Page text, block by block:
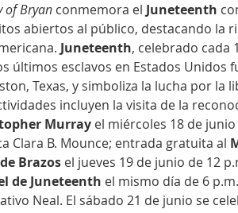
of Bryan conmemora el Juneteenth
abiertos al público, destacando la
Juneteenth, celebrado cada
últimos esclavos en Estados Unidos
Texas, y simboliza la lucha por la
incluyen la visita de la
Murray el miércoles 18 de
Clara B. Mounce; entrada gratuita al
Brazos el jueves 19 de junio de 12
de Juneteenth el mismo día de 6
Neal. El sábado 21 de junio se